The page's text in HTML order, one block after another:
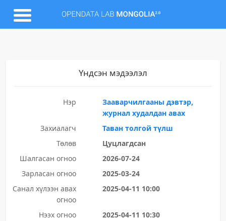
Үндсэн мэдээлэл
Нэр
Зааварчилгааны дэвтэр,
журнал худалдан авах
Захиалагч
Таван толгой түлш
Төлөв
Цуцлагдсан
Шалгасан огноо
2026-07-24
Зарласан огноо
2025-03-24
Санал хүлээн авах
огноо
2025-04-11 10:00
Нээх огноо
2025-04-11 10:30